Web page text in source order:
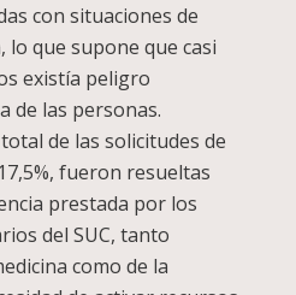
con situaciones de
que supone que casi
existía peligro
de las personas.
de las solicitudes de
fueron resueltas
prestada por los
del SUC, tanto
como de la